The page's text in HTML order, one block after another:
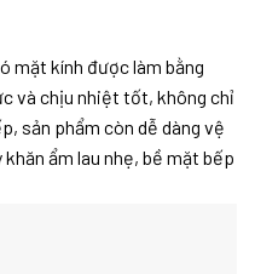
mặt kính được làm bằng
và chịu nhiệt tốt, không chỉ
sản phẩm còn dễ dàng vệ
ẩm lau nhẹ, bề mặt bếp